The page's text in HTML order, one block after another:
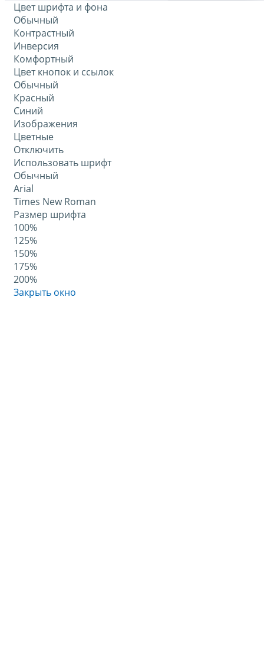
Цвет шрифта и фона
Обычный
Контрастный
Инверсия
Комфортный
Цвет кнопок и ссылок
Обычный
Красный
Синий
Изображения
Цветные
Отключить
Использовать шрифт
Обычный
Arial
Times New Roman
Размер шрифта
100%
125%
150%
175%
200%
Закрыть окно